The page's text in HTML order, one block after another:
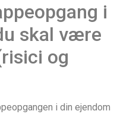
i
skal være
og
i din ejendom